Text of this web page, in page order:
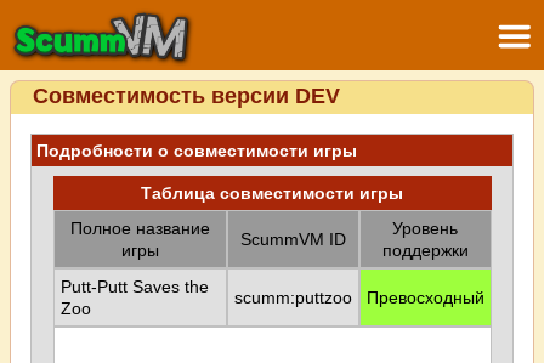
Совместимость версии DEV
Подробности о совместимости игры
Таблица совместимости игры
Полное название
игры
ScummVM ID
Уровень
поддержки
Putt-Putt Saves the
Zoo
scumm:puttzoo Превосходный